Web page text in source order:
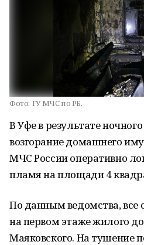
Фото: ГУ МЧС по РБ.
В Уфе в результате
возгорание домашнего
МЧС России оперативно
пламя на площади 4
По данным ведомства, все
на первом этаже жилого
Маяковского. На тушение